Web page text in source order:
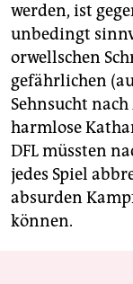
werden, ist
unbedingt
orwellschen
gefährlichen
Sehnsucht
harmlose
DFL müssten
jedes Spiel
absurden
können.